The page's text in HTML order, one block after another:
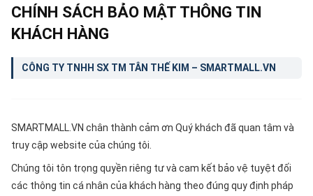
CHÍNH SÁCH BẢO MẬT THÔNG TIN
KHÁCH HÀNG
CÔNG TY TNHH SX TM TÂN THẾ KIM – SMARTMALL.VN
SMARTMALL.VN chân thành cảm ơn Quý khách đã quan tâm và
truy cập website của chúng tôi.
Chúng tôi tôn trọng quyền riêng tư và cam kết bảo vệ tuyệt đối
các thông tin cá nhân của khách hàng theo đúng quy định pháp